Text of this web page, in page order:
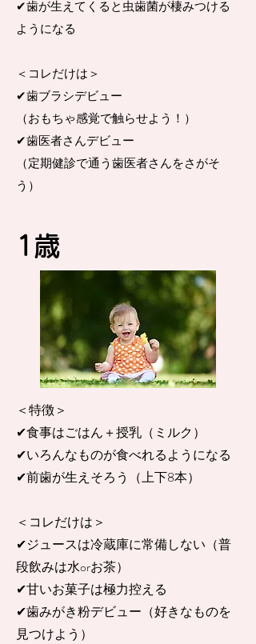
​✔︎歯が生えてくると虫歯菌が棲みつける
ようになる
＜コレだけは＞
✔︎歯ブラシデビュー
（おもちゃ感覚で触らせよう！）
✔︎歯医者さんデビュー
（定期健診で通う歯医者さんをさがそ
う）
​1歳
＜特徴＞
✔︎食事はごはん＋授乳（ミルク）
✔︎いろんなものが食べれるようになる
✔︎前歯が生えそろう（上下8本）
​＜コレだけは＞
✔︎ジュースは冷蔵庫に常備しない（普
段飲みは水orお茶）
✔︎甘いお菓子は極力控える
✔︎歯みがき粉デビュー（好きなものを
見つけよう）